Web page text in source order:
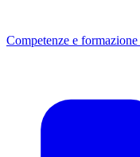
Competenze e formazione